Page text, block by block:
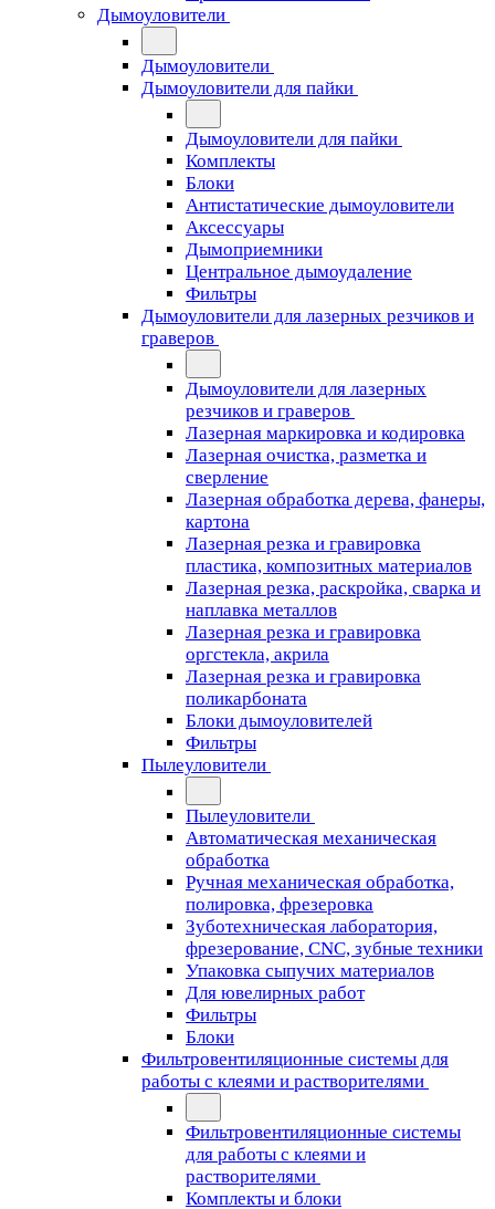
Дымоуловители
Дымоуловители
Дымоуловители для пайки
Дымоуловители для пайки
Комплекты
Блоки
Антистатические дымоуловители
Аксессуары
Дымоприемники
Центральное дымоудаление
Фильтры
Дымоуловители для лазерных резчиков и
граверов
Дымоуловители для лазерных
резчиков и граверов
Лазерная маркировка и кодировка
Лазерная очистка, разметка и
сверление
Лазерная обработка дерева, фанеры,
картона
Лазерная резка и гравировка
пластика, композитных материалов
Лазерная резка, раскройка, сварка и
наплавка металлов
Лазерная резка и гравировка
оргстекла, акрила
Лазерная резка и гравировка
поликарбоната
Блоки дымоуловителей
Фильтры
Пылеуловители
Пылеуловители
Автоматическая механическая
обработка
Ручная механическая обработка,
полировка, фрезеровка
Зуботехническая лаборатория,
фрезерование, CNC, зубные техники
Упаковка сыпучих материалов
Для ювелирных работ
Фильтры
Блоки
Фильтровентиляционные системы для
работы с клеями и растворителями
Фильтровентиляционные системы
для работы с клеями и
растворителями
Комплекты и блоки